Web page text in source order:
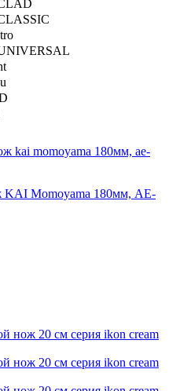
Momoyama 180мм, AE-